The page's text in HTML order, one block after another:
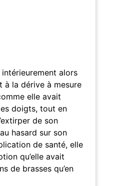
alors
la dérive à mesure
elle avait
doigts, tout en
de son
hasard sur son
de santé, elle
qu’elle avait
de brasses qu’en